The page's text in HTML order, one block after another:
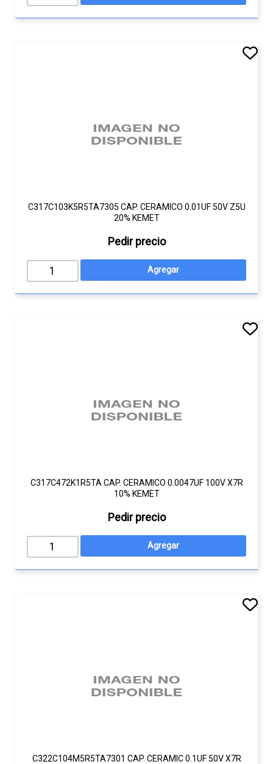
C317C103K5R5TA7305 CAP. CERAMICO 0.01UF 50V Z5U
20% KEMET
Pedir precio
C317C472K1R5TA CAP. CERAMICO 0.0047UF 100V X7R
10% KEMET
Pedir precio
C322C104M5R5TA7301 CAP. CERAMIC 0.1UF 50V X7R